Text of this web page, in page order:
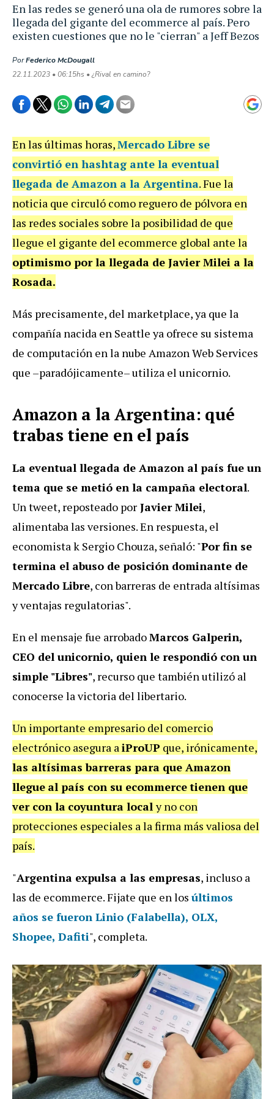
En las redes se generó una ola de rumores sobre la
llegada del gigante del ecommerce al país. Pero
existen cuestiones que no le "cierran" a Jeff Bezos
PorFederico McDougall
22.11.2023 • 06:15hs • ¿Rival en camino?
En las últimas horas,Mercado Libre se
convirtió en hashtag ante la eventual
llegada de Amazon a la Argentina. Fue la
noticia que circuló como reguero de pólvora en
las redes sociales sobre la posibilidad de que
llegue el gigante del ecommerce global ante la
optimismo por la llegada de Javier Milei a la
Rosada.
Más precisamente, del marketplace, ya que la
compañía nacida en Seattle ya ofrece su sistema
de computación en la nube Amazon Web Services
que –paradójicamente– utiliza el unicornio.
Amazon a la Argentina: qué
trabas tiene en el país
La eventual llegada de Amazon al país fue un
tema que se metió en la campaña electoral.
Un tweet, reposteado por Javier Milei,
alimentaba las versiones. En respuesta, el
economista k Sergio Chouza, señaló: "Por fin se
termina el abuso de posición dominante de
Mercado Libre, con barreras de entrada altísimas
y ventajas regulatorias".
En el mensaje fue arrobadoMarcos Galperin,
CEO del unicornio, quien le respondió con un
simple "Libres", recurso que también utilizó al
conocerse la victoria del libertario.
Un importante empresario del comercio
electrónico asegura aiProUP que, irónicamente,
las altísimas barreras para que Amazon
llegue al país con su ecommercetienen que
ver con la coyuntura localy no con
protecciones especiales a la firma más valiosa del
país.
"Argentina expulsa a las empresas, incluso a
las de ecommerce. Fijate que en los últimos
años se fueron Linio (Falabella), OLX,
Shopee, Dafiti", completa.